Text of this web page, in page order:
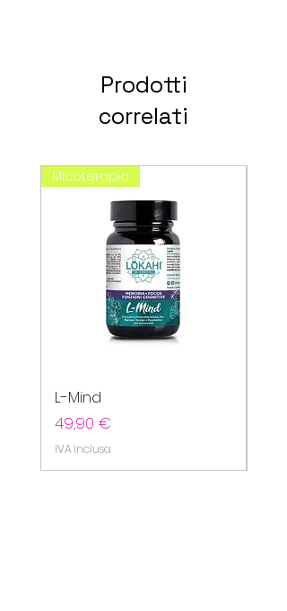
Prodotti
correlati
Micoterapia
L-Mind
Prezzo
49,90 €
IVA inclusa